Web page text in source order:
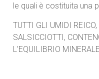
le quali è costituita una
TUTTI GLI UMIDI
SALSICCIOTTI,
L’EQUILIBRIO